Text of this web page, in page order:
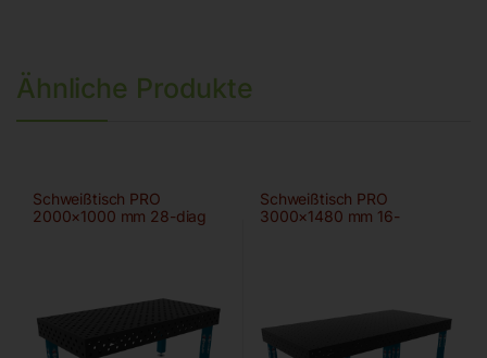
Ähnliche Produkte
Schweißtisch PRO
2000×1000 mm 28-diag
Schweißtisch PRO
3000×1480 mm 16-